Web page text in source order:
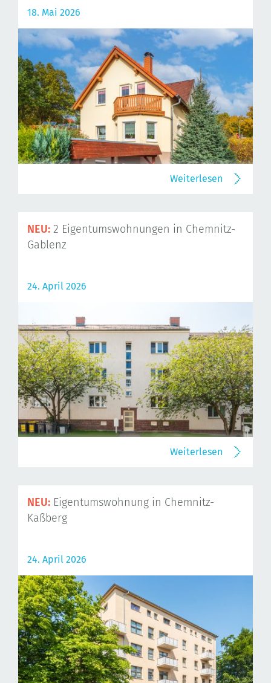
18. Mai 2026
Weiterlesen
NEU: 2 Eigentumswohnungen in Chemnitz-
Gablenz
24. April 2026
Weiterlesen
NEU: Eigentumswohnung in Chemnitz-
Kaßberg
24. April 2026